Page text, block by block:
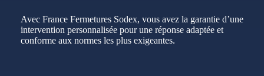
Avec France Fermetures Sodex, vous avez la garantie d’une
intervention personnalisée pour une réponse adaptée et
conforme aux normes les plus exigeantes.